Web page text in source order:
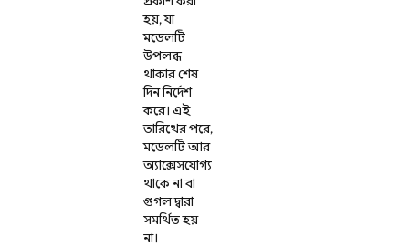
হয়, যা
মডেলটি
উপলব্ধ
থাকার শেষ
দিন নির্দেশ
করে। এই
তারিখের পরে,
মডেলটি আর
অ্যাক্সেসযোগ্য
থাকে না বা
গুগল দ্বারা
সমর্থিত হয়
না।